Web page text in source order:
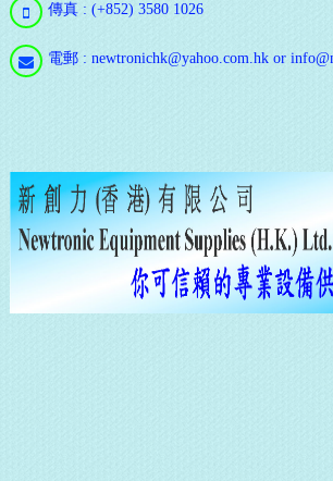
傳真 : (+852) 3580 1026
電郵 : newtronichk@yahoo.com.hk or
通
訊
立